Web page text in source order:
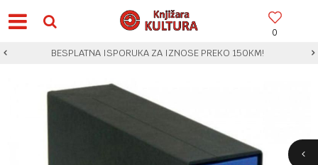
0
BESPLATNA ISPORUKA ZA IZNOSE PREKO 150KM!